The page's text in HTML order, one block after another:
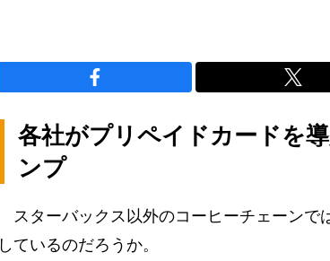
各社がプリペイドカードを
ンプ
スターバックス以外のコーヒーチェーンで
しているのだろうか。